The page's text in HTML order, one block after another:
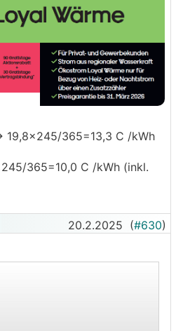
19,8x245/365=13,3 C /kWh
365=10,0 C /kWh (inkl.
20.2.2025 (#630)